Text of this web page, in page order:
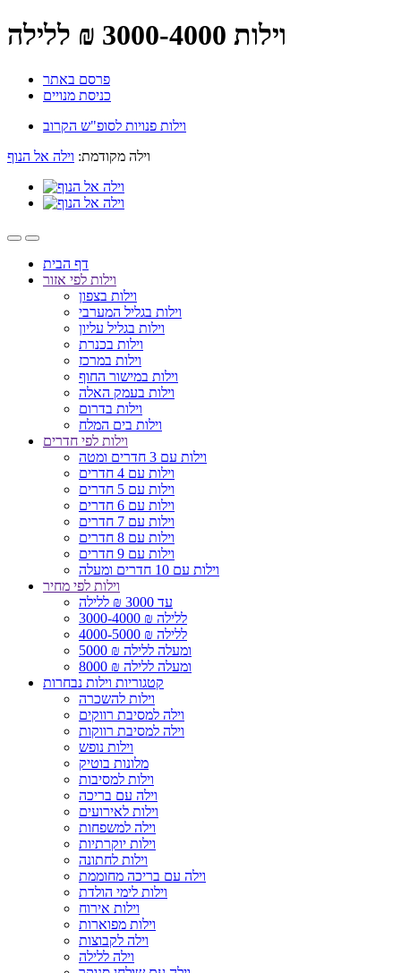
וילות 3000-4000 ₪ ללילה
פרסם באתר
כניסת מנויים
וילות פנויות לסופ"ש הקרוב
וילה מקודמת: וילה אל הנוף
דף הבית
וילות לפי אזור
וילות בצפון
וילות בגליל המערבי
וילות בגליל עליון
וילות בכנרת
וילות במרכז
וילות במישור החוף
וילות בעמק האלה
וילות בדרום
וילות בים המלח
וילות לפי חדרים
וילות עם 3 חדרים ומטה
וילות עם 4 חדרים
וילות עם 5 חדרים
וילות עם 6 חדרים
וילות עם 7 חדרים
וילות עם 8 חדרים
וילות עם 9 חדרים
וילות עם 10 חדרים ומעלה
וילות לפי מחיר
עד 3000 ₪ ללילה
3000-4000 ₪ ללילה
4000-5000 ₪ ללילה
5000 ₪ ומעלה ללילה
8000 ₪ ומעלה ללילה
קטגוריות וילות נבחרות
וילות להשכרה
וילה למסיבת רווקים
וילה למסיבת רווקות
וילות נופש
מלונות בוטיק
וילות למסיבות
וילה עם בריכה
וילות לאירועים
וילה למשפחות
וילות יוקרתיות
וילות לחתונה
וילה עם בריכה מחוממת
וילות לימי הולדת
וילות אירוח
וילות מפוארות
וילה לקבוצות
וילה ללילה